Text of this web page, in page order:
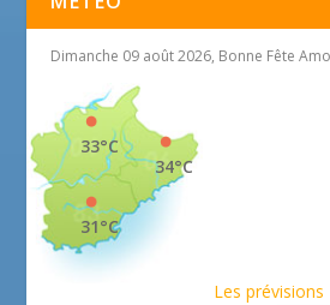
Dimanche 09 août 2026, Bonne Fête
34°C
33°C
31°C
Les prévisions